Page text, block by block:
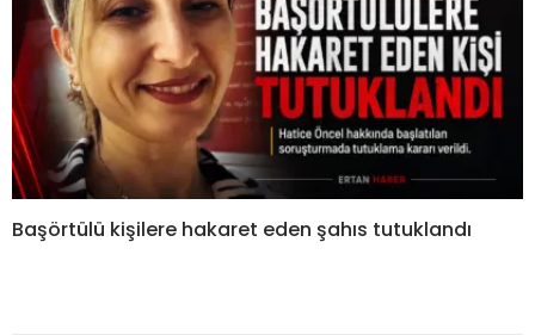
Başörtülü kişilere hakaret eden şahıs tutuklandı